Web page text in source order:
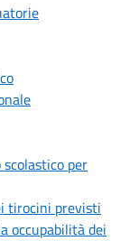
per
tirocini previsti
occupabilità dei